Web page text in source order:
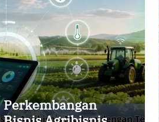
Perkembangan